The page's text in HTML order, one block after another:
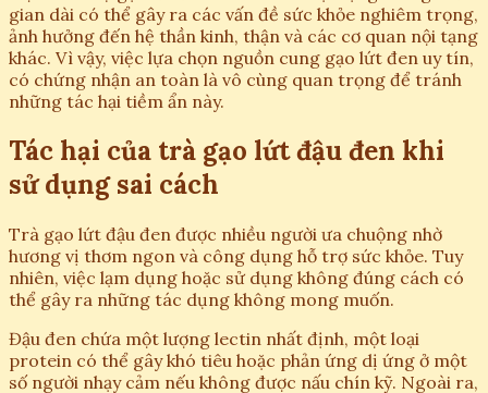
gian dài có thể gây ra các vấn đề sức khỏe nghiêm trọng,
ảnh hưởng đến hệ thần kinh, thận và các cơ quan nội tạng
khác. Vì vậy, việc lựa chọn nguồn cung gạo lứt đen uy tín,
có chứng nhận an toàn là vô cùng quan trọng để tránh
những tác hại tiềm ẩn này.
Tác hại của trà gạo lứt đậu đen khi
sử dụng sai cách
Trà gạo lứt đậu đen được nhiều người ưa chuộng nhờ
hương vị thơm ngon và công dụng hỗ trợ sức khỏe. Tuy
nhiên, việc lạm dụng hoặc sử dụng không đúng cách có
thể gây ra những tác dụng không mong muốn.
Đậu đen chứa một lượng lectin nhất định, một loại
protein có thể gây khó tiêu hoặc phản ứng dị ứng ở một
số người nhạy cảm nếu không được nấu chín kỹ. Ngoài ra,